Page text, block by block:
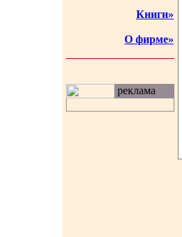
Книги»
О фирме»
реклама